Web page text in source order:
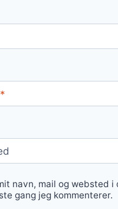
*
navn, mail og websted
gang jeg kommenterer.